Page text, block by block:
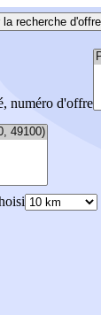
la recherche
numéro d'offre